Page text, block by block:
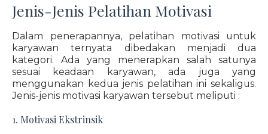
Jenis-Jenis Pelatihan Motivasi
Dalam penerapannya, pelatihan motivasi untuk
karyawan ternyata dibedakan menjadi dua
kategori. Ada yang menerapkan salah satunya
sesuai keadaan karyawan, ada juga yang
menggunakan kedua jenis pelatihan ini sekaligus.
Jenis-jenis motivasi karyawan tersebut meliputi :
1. Motivasi Ekstrinsik